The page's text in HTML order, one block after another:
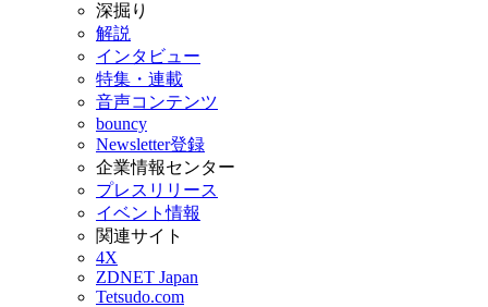
深掘り
解説
インタビュー
特集・連載
音声コンテンツ
bouncy
Newsletter登録
企業情報センター
プレスリリース
イベント情報
関連サイト
4X
ZDNET Japan
Tetsudo.com